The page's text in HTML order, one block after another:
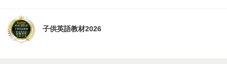
子供英語教材2026